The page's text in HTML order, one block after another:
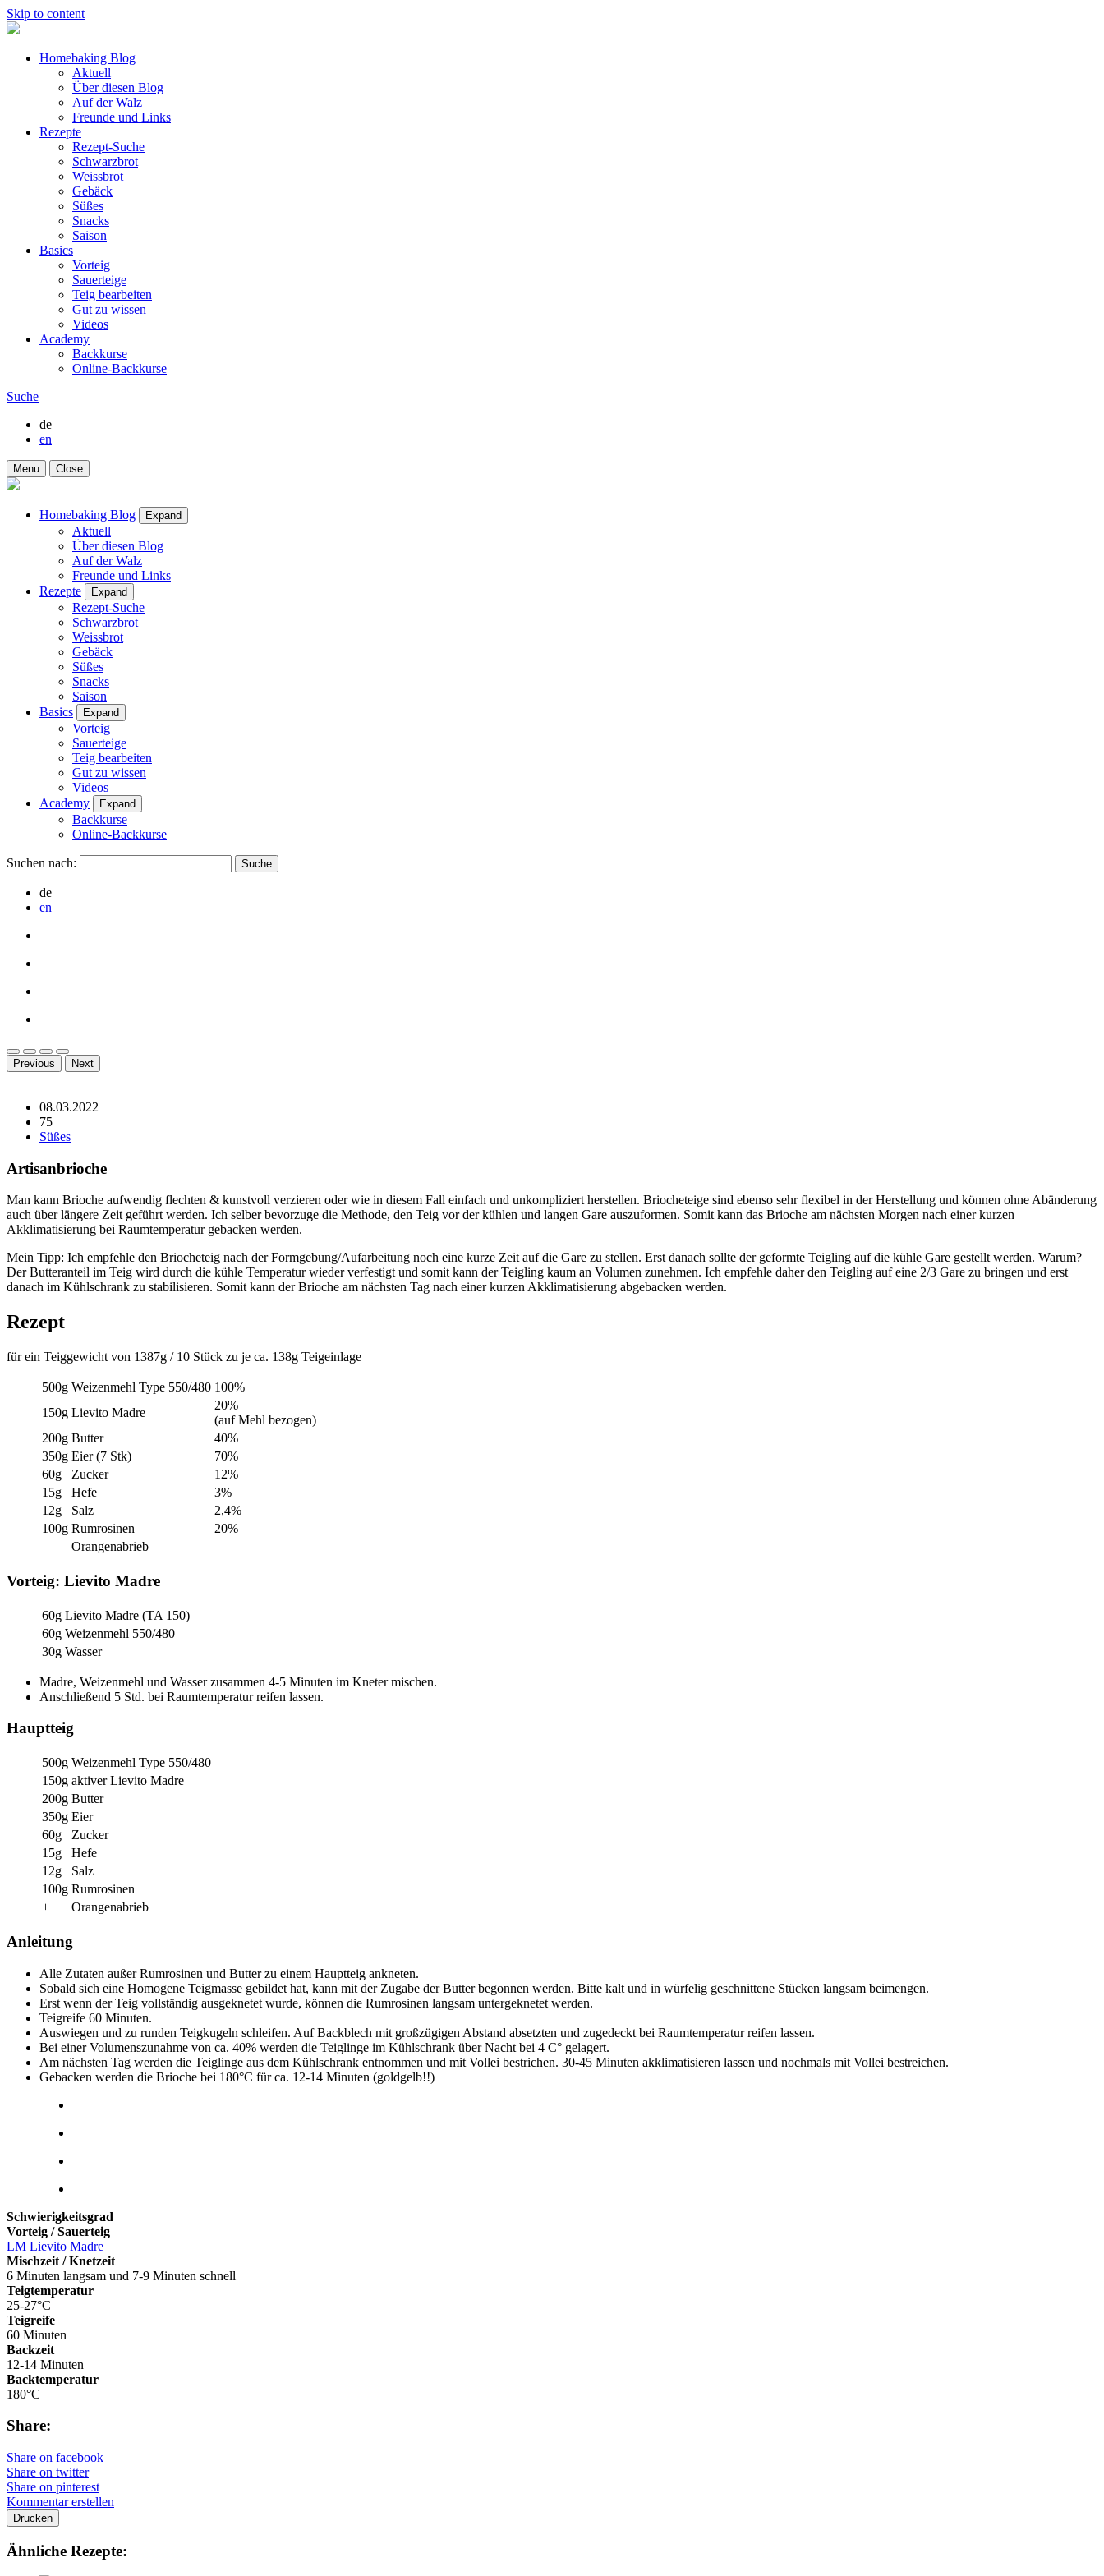
Skip to content
Homebaking Blog
Aktuell
Über diesen Blog
Auf der Walz
Freunde und Links
Rezepte
Rezept-Suche
Schwarzbrot
Weissbrot
Gebäck
Süßes
Snacks
Saison
Basics
Vorteig
Sauerteige
Teig bearbeiten
Gut zu wissen
Videos
Academy
Backkurse
Online-Backkurse
Suche
de
en
Menu Close
Homebaking Blog Expand
Aktuell
Über diesen Blog
Auf der Walz
Freunde und Links
Rezepte
Expand
Rezept-Suche
Schwarzbrot
Weissbrot
Gebäck
Süßes
Snacks
Saison
Basics
Expand
Vorteig
Sauerteige
Teig bearbeiten
Gut zu wissen
Videos
Academy
Expand
Backkurse
Online-Backkurse
Suchen nach:
de
en
Previous Next
08.03.2022
75
Süßes
Artisanbrioche
Man kann Brioche aufwendig flechten & kunstvoll verzieren oder wie in diesem Fall einfach und unkompliziert herstellen. Briocheteige sind ebenso sehr flexibel in der Herstellung und können ohne Abänderung
auch über längere Zeit geführt werden. Ich selber bevorzuge die Methode, den Teig vor der kühlen und langen Gare auszuformen. Somit kann das Brioche am nächsten Morgen nach einer kurzen
Akklimatisierung bei Raumtemperatur gebacken werden.
Mein Tipp: Ich empfehle den Briocheteig nach der Formgebung/Aufarbeitung noch eine kurze Zeit auf die Gare zu stellen. Erst danach sollte der geformte Teigling auf die kühle Gare gestellt werden. Warum?
Der Butteranteil im Teig wird durch die kühle Temperatur wieder verfestigt und somit kann der Teigling kaum an Volumen zunehmen. Ich empfehle daher den Teigling auf eine 2/3 Gare zu bringen und erst
danach im Kühlschrank zu stabilisieren. Somit kann der Brioche am nächsten Tag nach einer kurzen Akklimatisierung abgebacken werden.
Rezept
für ein Teiggewicht von 1387g / 10 Stück zu je ca. 138g Teigeinlage
500g Weizenmehl Type 550/480 100%
150g Lievito Madre
20%
(auf Mehl bezogen)
200g Butter
40%
350g Eier (7 Stk)
70%
60g
Zucker
12%
15g
Hefe
3%
12g
Salz
2,4%
100g Rumrosinen
20%
Orangenabrieb
Vorteig: Lievito Madre
60g Lievito Madre (TA 150)
60g Weizenmehl 550/480
30g Wasser
Madre, Weizenmehl und Wasser zusammen 4-5 Minuten im Kneter mischen.
Anschließend 5 Std. bei Raumtemperatur reifen lassen.
Hauptteig
500g Weizenmehl Type 550/480
150g aktiver Lievito Madre
200g Butter
350g Eier
60g
Zucker
15g
Hefe
12g
Salz
100g Rumrosinen
+
Orangenabrieb
Anleitung
Alle Zutaten außer Rumrosinen und Butter zu einem Hauptteig ankneten.
Sobald sich eine Homogene Teigmasse gebildet hat, kann mit der Zugabe der Butter begonnen werden. Bitte kalt und in würfelig geschnittene Stücken langsam beimengen.
Erst wenn der Teig vollständig ausgeknetet wurde, können die Rumrosinen langsam untergeknetet werden.
Teigreife 60 Minuten.
Auswiegen und zu runden Teigkugeln schleifen. Auf Backblech mit großzügigen Abstand absetzten und zugedeckt bei Raumtemperatur reifen lassen.
Bei einer Volumenszunahme von ca. 40% werden die Teiglinge im Kühlschrank über Nacht bei 4 C° gelagert.
Am nächsten Tag werden die Teiglinge aus dem Kühlschrank entnommen und mit Vollei bestrichen. 30-45 Minuten akklimatisieren lassen und nochmals mit Vollei bestreichen.
Gebacken werden die Brioche bei 180°C für ca. 12-14 Minuten (goldgelb!!)
Schwierigkeitsgrad
Vorteig / Sauerteig
LM Lievito Madre
Mischzeit / Knetzeit
6 Minuten langsam und 7-9 Minuten schnell
Teigtemperatur
25-27°C
Teigreife
60 Minuten
Backzeit
12-14 Minuten
Backtemperatur
180°C
Share:
Share on facebook
Share on twitter
Share on pinterest
Kommentar erstellen
Drucken
Ähnliche Rezepte: